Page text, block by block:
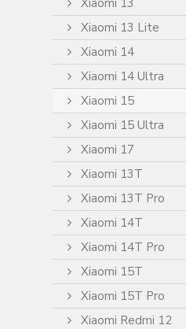
Xiaomi 13 Lite
Xiaomi 14
Xiaomi 14 Ultra
Xiaomi 15
Xiaomi 15 Ultra
Xiaomi 17
Xiaomi 13T
Xiaomi 13T Pro
Xiaomi 14T
Xiaomi 14T Pro
Xiaomi 15T
Xiaomi 15T Pro
Xiaomi Redmi 12